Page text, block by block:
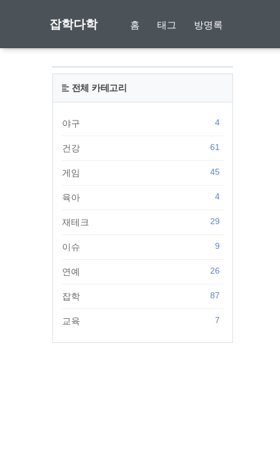
잡학다학 홈 태그 방명록
전체 카테고리
야구 4
건강 61
게임 45
육아 4
재테크 29
이슈 9
연예 26
잡학 87
교육 7